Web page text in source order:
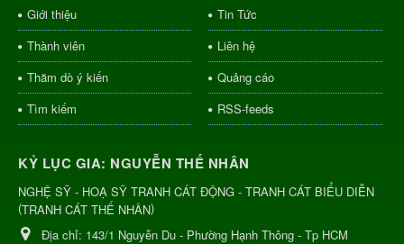
Giới thiệu
Tin Tức
Thành viên
Liên hệ
Thăm dò ý kiến
Quảng cáo
Tìm kiếm
RSS-feeds
KỶ LỤC GIA: NGUYỄN THẾ NHÂN
NGHỆ SỸ - HOẠ SỸ TRANH CÁT ĐỘNG - TRANH CÁT BIỂU DIỄN
(TRANH CÁT THẾ NHÂN)
Địa chỉ: 143/1 Nguyễn Du - Phường Hạnh Thông - Tp HCM